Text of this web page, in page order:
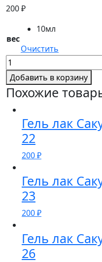
200₽
вес
10мл
Очистить
Количество
товара
Гель
лак
Сакура
номер
Добавить в корзину
Похожие
Гель лак
22
200₽
Гель лак
23
200₽
Гель лак
26